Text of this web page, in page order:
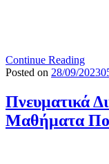
Continue Reading
Posted on 28/09/2023
Πνευματικά
Μαθήματα